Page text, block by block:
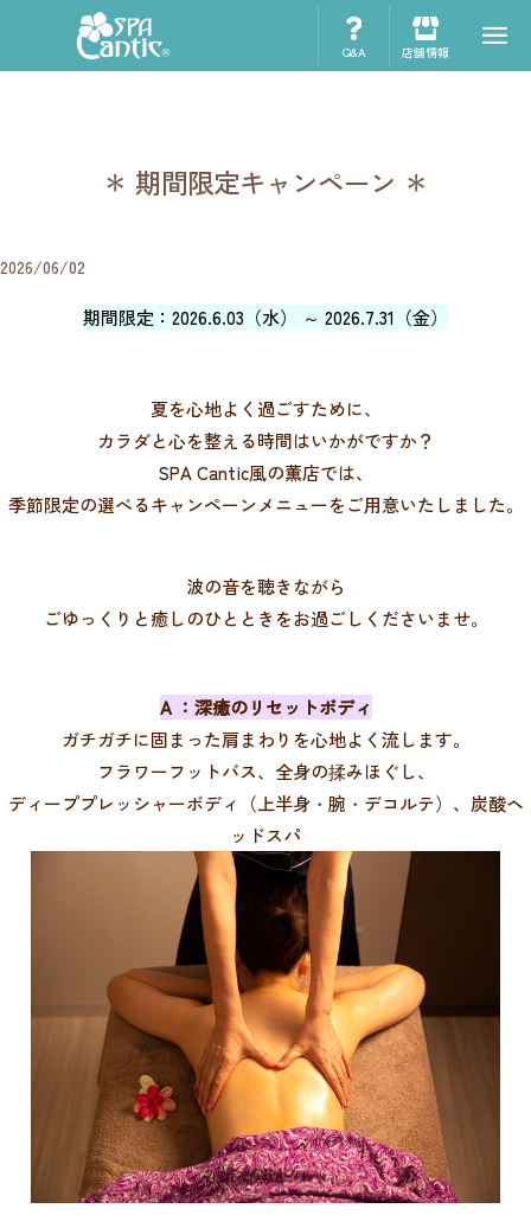
Q&A 店舗情報
＊ 期間限定キャンペーン ＊
2026/06/02
期間限定：2026.6.03（水） ～ 2026.7.31（金）
夏を心地よく過ごすために、
カラダと心を整える時間はいかがですか？
SPA Cantic風の薫店では、
季節限定の選べるキャンペーンメニューをご用意いたしました。
波の音を聴きながら
ごゆっくりと癒しのひとときをお過ごしくださいませ。
A ：深癒のリセットボディ
ガチガチに固まった肩まわりを心地よく流します。
フラワーフットバス、全身の揉みほぐし、
ディーププレッシャーボディ（上半身・腕・デコルテ）、炭酸ヘ
ッドスパ